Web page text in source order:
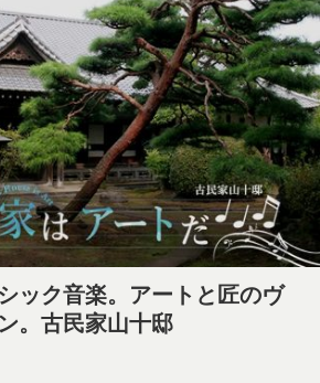
ック音楽。アートと匠のヴ
。古民家山十邸